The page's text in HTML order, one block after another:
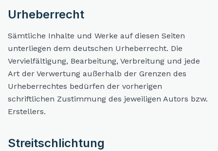
Urheberrecht
Sämtliche Inhalte und Werke auf diesen Seiten
unterliegen dem deutschen Urheberrecht. Die
Vervielfältigung, Bearbeitung, Verbreitung und jede
Art der Verwertung außerhalb der Grenzen des
Urheberrechtes bedürfen der vorherigen
schriftlichen Zustimmung des jeweiligen Autors bzw.
Erstellers.
Streitschlichtung